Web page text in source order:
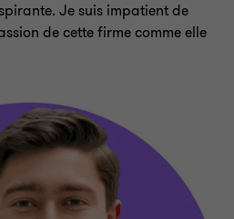
Je suis impatient de
de cette firme comme elle